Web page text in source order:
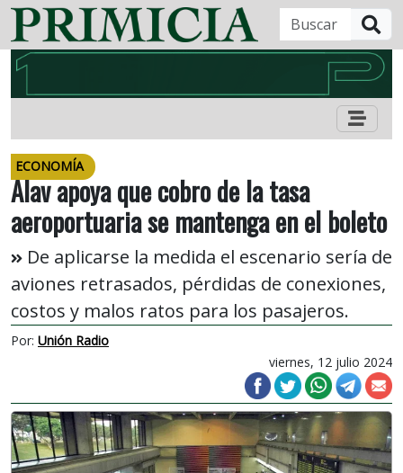
ECONOMÍA
Alav apoya que cobro de la tasa
aeroportuaria se mantenga en el boleto
De aplicarse la medida el escenario sería de
aviones retrasados, pérdidas de conexiones,
costos y malos ratos para los pasajeros.
Por: Unión Radio
viernes, 12 julio 2024